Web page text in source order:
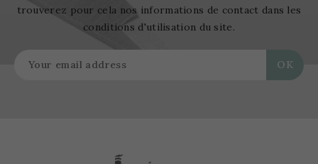
trouverez pour cela nos informations de contact dans les
conditions d'utilisation du site.